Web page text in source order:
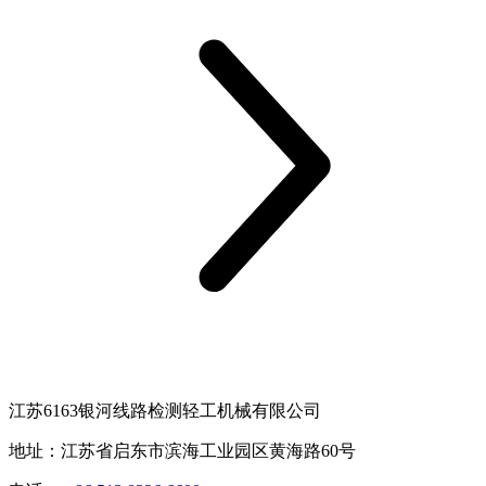
江苏6163银河线路检测轻工机械有限公司
地址：江苏省启东市滨海工业园区黄海路60号